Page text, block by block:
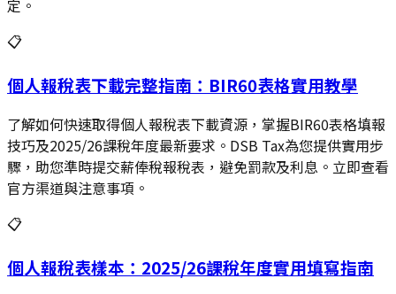
定。
📋
個人報稅表下載完整指南：BIR60表格實用教學
了解如何快速取得個人報稅表下載資源，掌握BIR60表格填報
技巧及2025/26課稅年度最新要求。DSB Tax為您提供實用步
驟，助您準時提交薪俸稅報稅表，避免罰款及利息。立即查看
官方渠道與注意事項。
📋
個人報稅表樣本：2025/26課稅年度實用填寫指南